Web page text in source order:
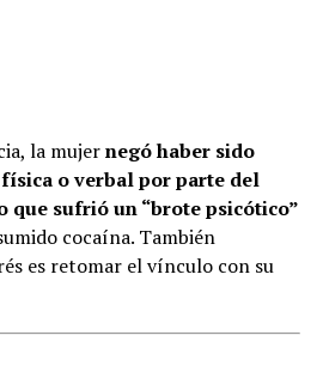
la mujernegó haber sido
o verbal por parte del
que sufrió un “brote psicótico”
cocaína. También
es retomar el vínculo con su